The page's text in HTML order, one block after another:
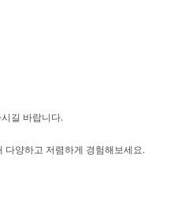
길 바랍니다.
다양하고 저렴하게 경험해보세요.